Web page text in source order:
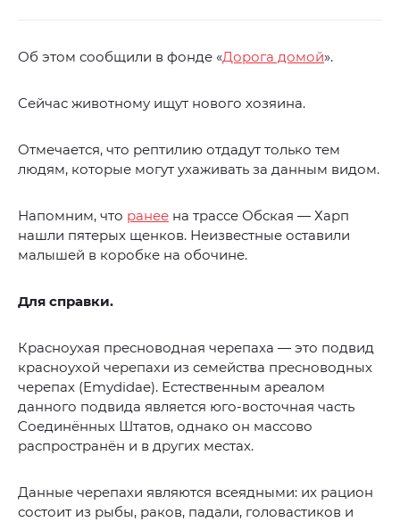
Об этом сообщили в фонде «Дорога домой».
Сейчас животному ищут нового хозяина.
Отмечается, что рептилию отдадут только тем
людям, которые могут ухаживать за данным видом.
Напомним, что ранее на трассе Обская — Харп
нашли пятерых щенков. Неизвестные оставили
малышей в коробке на обочине.
Для справки.
Красноухая пресноводная черепаха — это подвид
красноухой черепахи из семейства пресноводных
черепах (Emydidae). Естественным ареалом
данного подвида является юго-восточная часть
Соединённых Штатов, однако он массово
распространён и в других местах.
Данные черепахи являются всеядными: их рацион
состоит из рыбы, раков, падали, головастиков и